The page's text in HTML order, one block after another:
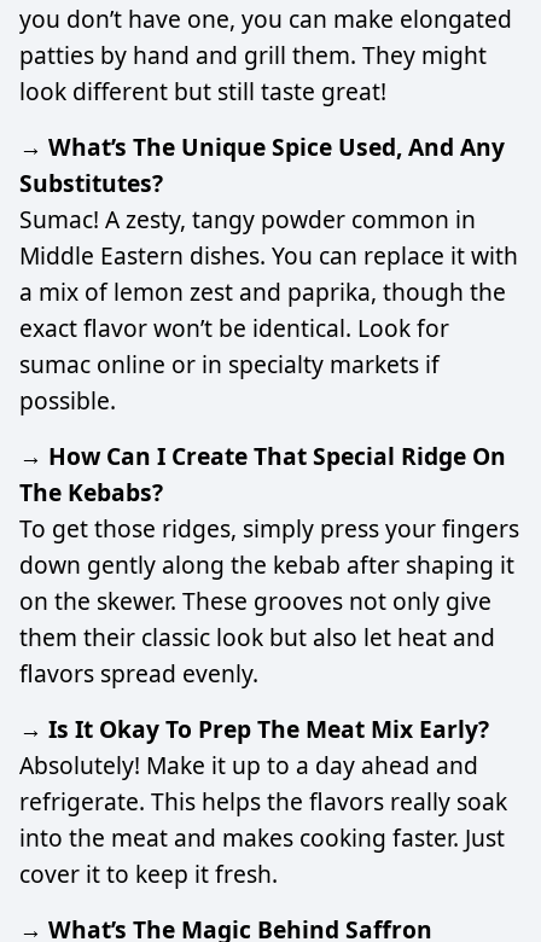
you don’t have one, you can make elongated
patties by hand and grill them. They might
look different but still taste great!
→ What’s The Unique Spice Used, And Any
Substitutes?
Sumac! A zesty, tangy powder common in
Middle Eastern dishes. You can replace it with
a mix of lemon zest and paprika, though the
exact flavor won’t be identical. Look for
sumac online or in specialty markets if
possible.
→ How Can I Create That Special Ridge On
The Kebabs?
To get those ridges, simply press your fingers
down gently along the kebab after shaping it
on the skewer. These grooves not only give
them their classic look but also let heat and
flavors spread evenly.
→ Is It Okay To Prep The Meat Mix Early?
Absolutely! Make it up to a day ahead and
refrigerate. This helps the flavors really soak
into the meat and makes cooking faster. Just
cover it to keep it fresh.
→ What’s The Magic Behind Saffron